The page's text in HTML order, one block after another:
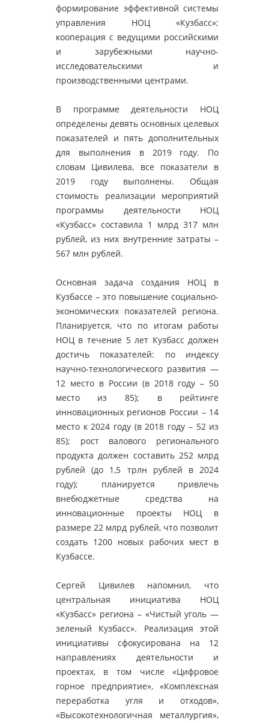
формирование эффективной системы
управления НОЦ «Кузбасс»;
кооперация с ведущими российскими
и зарубежными научно-
исследовательскими и
производственными центрами.
В программе деятельности НОЦ
определены девять основных целевых
показателей и пять дополнительных
для выполнения в 2019 году. По
словам Цивилева, все показатели в
2019 году выполнены. Общая
стоимость реализации мероприятий
программы деятельности НОЦ
«Кузбасс» составила 1 млрд 317 млн
рублей, из них внутренние затраты –
567 млн рублей.
Основная задача создания НОЦ в
Кузбассе – это повышение социально-
экономических показателей региона.
Планируется, что по итогам работы
НОЦ в течение 5 лет Кузбасс должен
достичь показателей: по индексу
научно-технологического развития —
12 место в России (в 2018 году – 50
место из 85); в рейтинге
инновационных регионов России – 14
место к 2024 году (в 2018 году – 52 из
85); рост валового регионального
продукта должен составить 252 млрд
рублей (до 1,5 трлн рублей в 2024
году); планируется привлечь
внебюджетные средства на
инновационные проекты НОЦ в
размере 22 млрд рублей, что позволит
создать 1200 новых рабочих мест в
Кузбассе.
Сергей Цивилев напомнил, что
центральная инициатива НОЦ
«Кузбасс» региона – «Чистый уголь —
зеленый Кузбасс». Реализация этой
инициативы сфокусирована на 12
направлениях деятельности и
проектах, в том числе «Цифровое
горное предприятие», «Комплексная
переработка угля и отходов»,
«Высокотехнологичная металлургия»,